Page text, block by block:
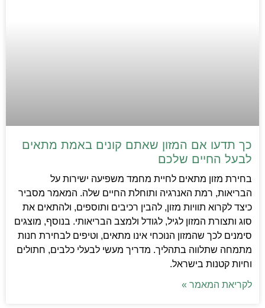
כך תדעו אם המזון שאתם קונים באמת מתאים
לבעל החיים שלכם
בחירת מזון מתאים לחיית מחמד משפיעה ישירות על
הבריאות, רמת האנרגיה ותוחלת החיים שלה. המאמר מסביר
כיצד לקרוא תוויות מזון, להבין רכיבים ותוספים, ולהתאים את
סוג ותצורת המזון לגיל, לגודל ולמצב הבריאותי. בנוסף, מוצגים
סימנים לכך שהמזון הנוכחי אינו מתאים, וטיפים לבחירת חנות
מתמחה שתלווה בתהליך. מדריך מעשי לבעלי כלבים, חתולים
וחיות קטנות בישראל.
לקריאת המאמר »